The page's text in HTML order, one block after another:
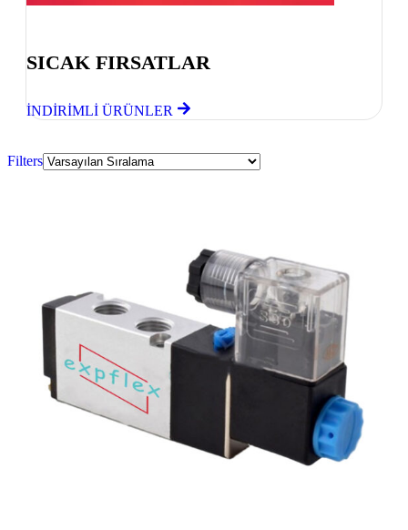
SICAK FIRSATLAR
İNDİRİMLİ ÜRÜNLER
Filters